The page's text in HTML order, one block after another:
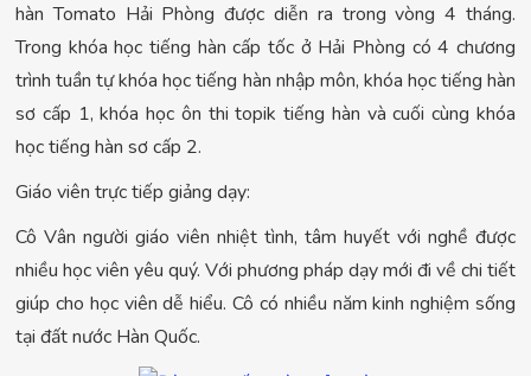
hàn Tomato Hải Phòng được diễn ra trong vòng 4 tháng.
Trong khóa học tiếng hàn cấp tốc ở Hải Phòng có 4 chương
trình tuần tự khóa học tiếng hàn nhập môn, khóa học tiếng hàn
sơ cấp 1, khóa học ôn thi topik tiếng hàn và cuối cùng khóa
học tiếng hàn sơ cấp 2.
Giáo viên trực tiếp giảng dạy:
Cô Vân người giáo viên nhiệt tình, tâm huyết với nghề được
nhiều học viên yêu quý. Với phương pháp dạy mới đi về chi tiết
giúp cho học viên dễ hiểu. Cô có nhiều năm kinh nghiệm sống
tại đất nước Hàn Quốc.